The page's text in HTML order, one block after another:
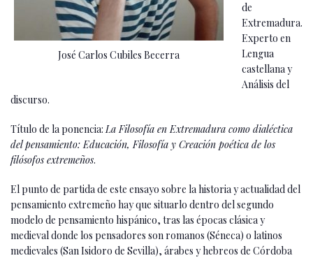
José Carlos Cubiles Becerra
de
Extremadura.
Experto en
Lengua
castellana y
Análisis del
discurso.
Título de la ponencia:La Filosofía en Extremadura como dialéctica
del pensamiento: Educación, Filosofía y Creación poética de los
filósofos extremeños.
El punto de partida de este ensayo sobre la historia y actualidad del
pensamiento extremeño hay que situarlo dentro del segundo
modelo de pensamiento hispánico, tras las épocas clásica y
medieval donde los pensadores son romanos (Séneca) o latinos
medievales (San Isidoro de Sevilla), árabes y hebreos de Córdoba